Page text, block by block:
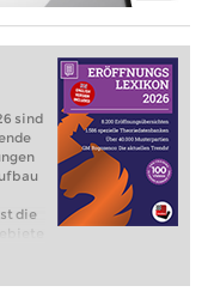
sind
die